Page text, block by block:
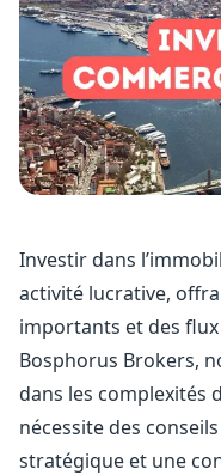
Investir dans
activité lucrative,
importants et des
Bosphorus Brokers,
dans les complexités
nécessite des
stratégique et une